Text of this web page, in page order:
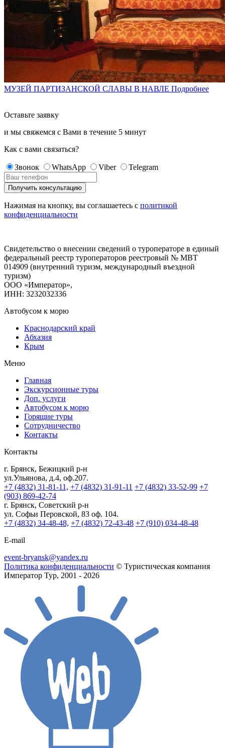
МУЗЕЙ ПАРТИЗАНСКОЙ СЛАВЫ В НАВЛЕ Подробнее
Оставьте заявку
и мы свяжемся с Вами в течение 5 минут
Как с вами связаться?
Звонок WhatsApp Viber Telegram
Нажимая на кнопку, вы соглашаетесь с политикой
конфиденциальности
Свидетельство о внесении сведений о туроператоре в единый
федеральный реестр туроператоров реестровый № МВТ
014909 (внутренний туризм, международный въездной
туризм)
ООО «Император»,
ИНН: 3232032336
Автобусом к морю
Краснодарский край
Абхазия
Крым
Меню
Главная
Экскурсионные туры
Доп. услуги
Автобусом к морю
Горящие туры
Сотрудничество
Контакты
Контакты
г. Брянск, Бежицкий р-н
ул.Ульянова, д.4, оф.207.
+7 (4832) 31-81-11, +7 (4832) 31-91-11 +7 (4832) 33-52-99 +7
(903) 869-42-74
г. Брянск, Советский р-н
ул. Софьи Перовской, 83 оф. 104.
+7 (4832) 34-48-48, +7 (4832) 72-43-48 +7 (910) 034-48-48
E-mail
event-bryansk@yandex.ru
Политика конфиденциальности © Туристическая компания
Император Тур, 2001 - 2026